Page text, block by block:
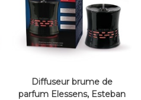
Diffuseur brume de
parfum Elessens, Esteban